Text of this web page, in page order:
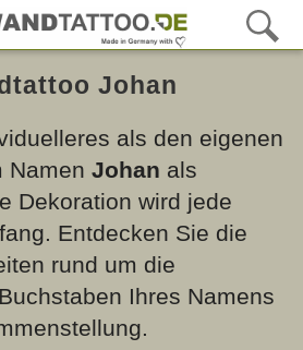
Johan
als den eigenen
Namen Johan als
Dekoration wird jede
Entdecken Sie die
rund um die
Ihres Namens